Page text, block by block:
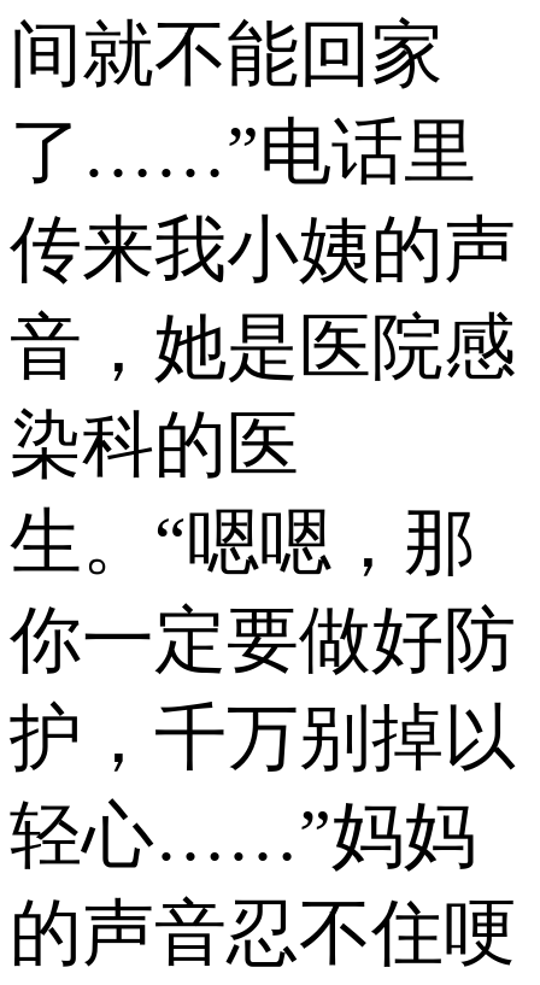
间就不能回家
了……”电话里
传来我小姨的声
音，她是医院感
染科的医
生。“嗯嗯，那
你一定要做好防
护，千万别掉以
轻心……”妈妈
的声音忍不住哽